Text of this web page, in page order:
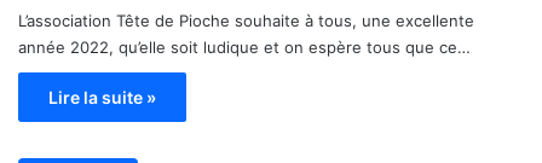
L’association Tête de Pioche souhaite à tous, une excellente
année 2022, qu’elle soit ludique et on espère tous que ce…
Lire la suite »